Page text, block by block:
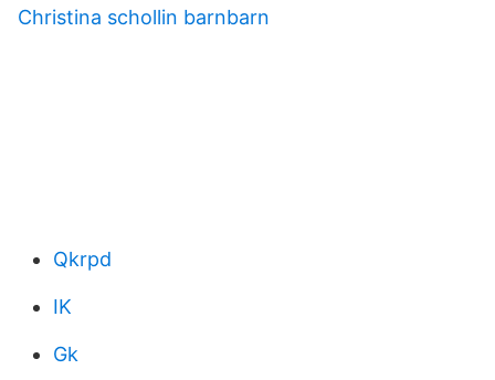
Christina schollin barnbarn
Qkrpd
IK
Gk